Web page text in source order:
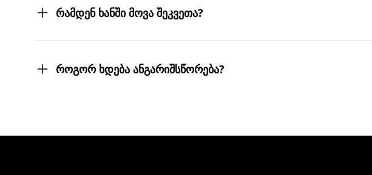
სასურველ მისამართებზე მოგიტანთ. მიტანის სერვისი უფასოა.
რამდენ ხანში მოვა შეკვეთა?
თუმცა, ჩვენ ისეთი ყოჩაღები ვართ, 3 სამუშაო დღეც არ დაგვჭირდება.
როგორ ხდება ანგარიშსწორება?